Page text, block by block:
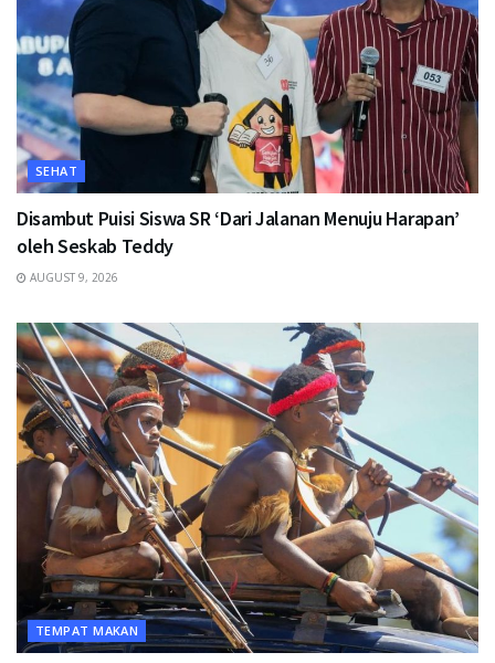
SEHAT
Disambut Puisi Siswa SR ‘Dari Jalanan Menuju Harapan’
oleh Seskab Teddy
AUGUST 9, 2026
TEMPAT MAKAN